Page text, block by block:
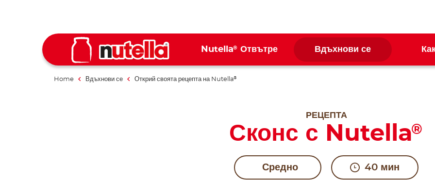
Nutella® Отвътре Вдъхнови се
Home Вдъхнови се Открий своята рецепта на Nutella®
РЕЦЕПТА
Сконс с Nutella®
Средно 40 мин